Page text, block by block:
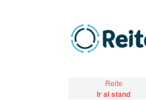
Reite
Ir al stand